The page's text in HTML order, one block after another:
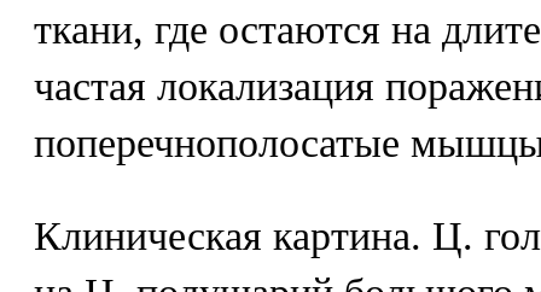
ткани, где остаются на
частая локализация
поперечнополосатые
Клиническая картина. Ц.